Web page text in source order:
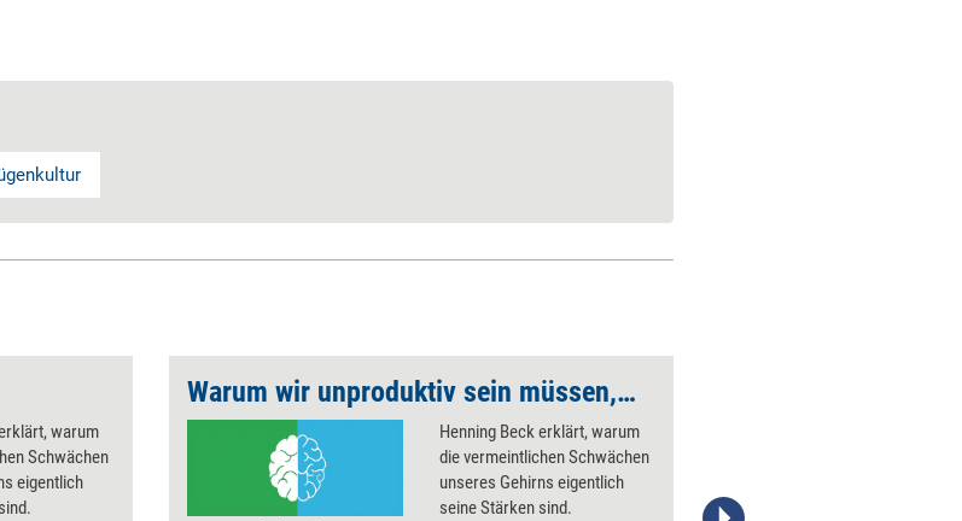
warum
Schwächen
eigentlich
Warum wir unproduktiv sein ­müssen, um besser zu werden
Henning Beck erklärt, warum
die vermeintlichen Schwächen
unseres Gehirns eigentlich
seine Stärken sind.